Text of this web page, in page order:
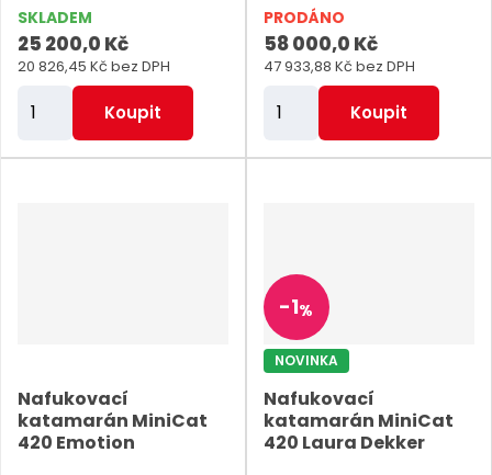
25 200,0 Kč
20 826,45 Kč bez DPH
ě
t
Koupit
SKLADEM
58 000,0 Kč
47 933,88 Kč bez DPH
ě
p
o
č
e
t
Koupit
PRODÁNO
Nafukovací
katamarán MiniCat
420 Emotion
-1%
NOVINKA
Nafukovací
katamarán MiniCat
420 Laura Dekker